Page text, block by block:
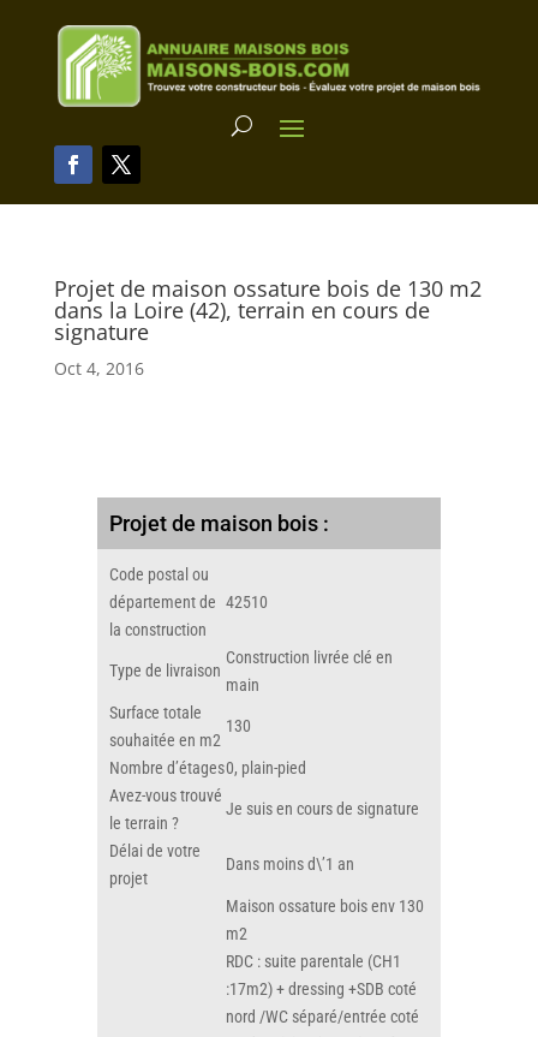
Projet de maison ossature bois de 130 m2
dans la Loire (42), terrain en cours de
signature
Oct 4, 2016
Projet de maison bois :
Code postal ou
département de
la construction
42510
Type de livraison
Construction livrée clé en
main
Surface totale
souhaitée en m2
130
Nombre d’étages0, plain-pied
Avez-vous trouvé
le terrain ?
Je suis en cours de signature
Délai de votre
projet
Dans moins d\’1 an
Maison ossature bois env 130
m2
RDC : suite parentale (CH1
:17m2) + dressing +SDB coté
nord /WC séparé/entrée coté